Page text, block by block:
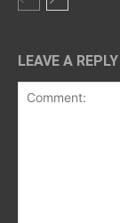
LEAVE A REPLY